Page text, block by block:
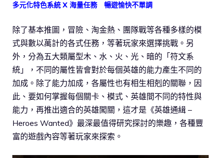
多元化特色系統 X 海量任務 暢遊愉快不單調
除了基本推圖，冒險、淘金熱、團隊戰等各種多樣的模
式與數以萬計的各式任務，等著玩家來選擇挑戰。另
外，分為五大類屬型木、水、火、光、暗的「符文系
統」，不同的屬性皆會對於每個英雄的能力產生不同的
加成。除了能力加成，各屬性也有相生相剋的關聯，因
此、要如何掌握每個關卡、模式、英雄間不同的特性與
能力，再推出適合的英雄闖關，這才是《英雄通緝 –
Heroes Wanted》最深最值得研究探討的樂趣，各種豐
富的遊戲內容等著玩家來探索。